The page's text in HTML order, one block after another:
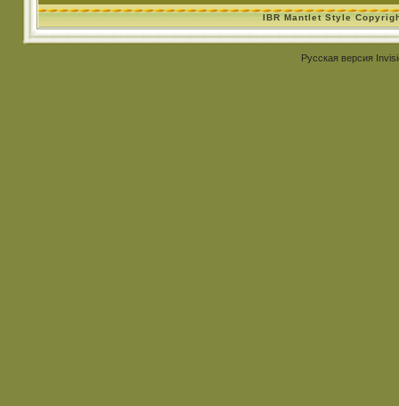
IBR Mantlet Style
Русская версия